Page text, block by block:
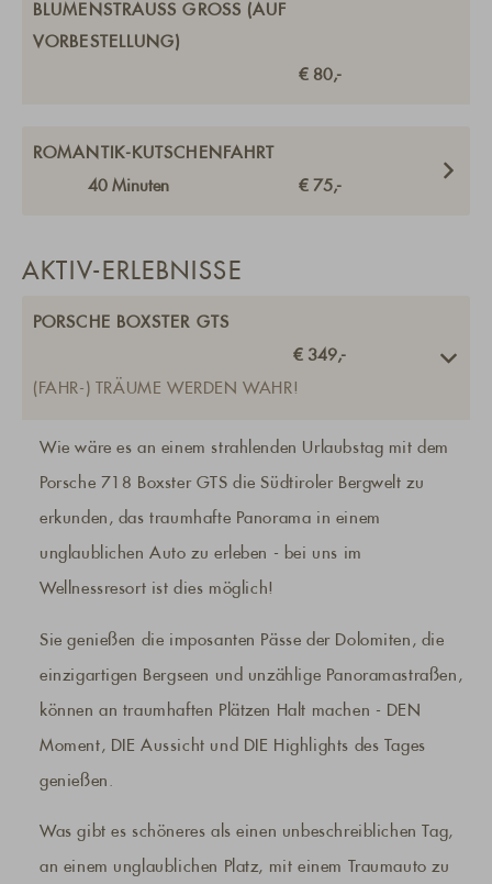
BLUMENSTRAUSS GROSS (AUF V
ORBESTELLUNG)
€ 80,-
ROMANTIK-KUTSCHENFAHRT
40 Minuten € 75,-
AKTIV-ERLEBNISSE
PORSCHE BOXSTER GTS
€ 349,-
(FAHR-) TRÄUME WERDEN WAHR!
Wie wäre es an einem strahlenden Urlaubstag mit dem
Porsche 718 Boxster GTS die Südtiroler Bergwelt zu
erkunden, das traumhafte Panorama in einem
unglaublichen Auto zu erleben - bei uns im
Wellnessresort ist dies möglich!
Sie genießen die imposanten Pässe der Dolomiten, die
einzigartigen Bergseen und unzählige Panoramastraßen,
können an traumhaften Plätzen Halt machen - DEN
Moment, DIE Aussicht und DIE Highlights des Tages
genießen.
Was gibt es schöneres als einen unbeschreiblichen Tag,
an einem unglaublichen Platz, mit einem Traumauto zu